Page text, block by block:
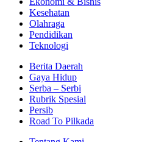
Kesehatan
Olahraga
Pendidikan
Teknologi
Berita Daerah
Gaya Hidup
Serba – Serbi
Rubrik Spesial
Persib
Road To Pilkada